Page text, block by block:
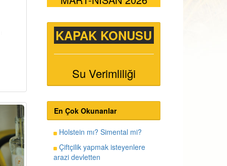
KAPAK KONUSU
Su Verimliliği
En Çok Okunanlar
Holstein mı? Simental mi?
Çiftçilik yapmak isteyenlere
arazi devletten